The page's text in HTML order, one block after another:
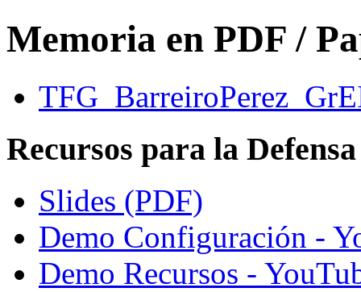
Memoria en PDF /
Recursos para la
Slides (PDF)
Demo Configuración -
Demo Recursos -